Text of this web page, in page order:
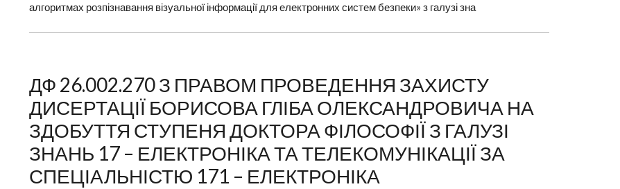
алгоритмах розпізнавання візуальної інформації для електронних систем безпеки» з галузі зна
ДФ 26.002.270 З ПРАВОМ ПРОВЕДЕННЯ ЗАХИСТУ
ДИСЕРТАЦІЇ БОРИСОВА ГЛІБА ОЛЕКСАНДРОВИЧА НА
ЗДОБУТТЯ СТУПЕНЯ ДОКТОРА ФІЛОСОФІЇ З ГАЛУЗІ
ЗНАНЬ 17 – ЕЛЕКТРОНІКА ТА ТЕЛЕКОМУНІКАЦІЇ ЗА
СПЕЦІАЛЬНІСТЮ 171 – ЕЛЕКТРОНІКА